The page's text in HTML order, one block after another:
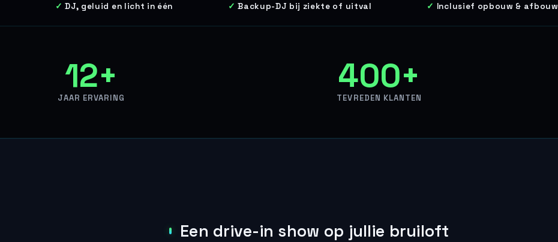
DJ, geluid en licht in één Backup-DJ bij ziekte of uitval Inclusief opbouw & afbouw
12+
JAAR ERVARING
400+
TEVREDEN KLANTEN
Een drive-in show op jullie bruiloft